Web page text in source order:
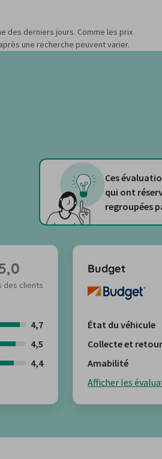
des derniers jours. Comme les prix
une recherche peuvent varier.
Ces
qui ont
regroupées
des clients
4,7
4,5
4,4
Budget
État du véhicule
Collecte et retour
Amabilité
Afficher les